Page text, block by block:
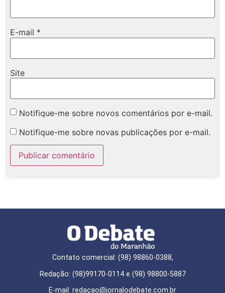
E-mail *
Site
Notifique-me sobre novos comentários por e-mail.
Notifique-me sobre novas publicações por e-mail.
Contato comercial: (98) 98860-0388,
Redação: (98)99170-0114 e (98) 98800-5887
E-mail: redaçao@jornalodebate.com.br